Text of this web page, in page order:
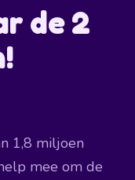
de 2
1,8 miljoen
mee om de